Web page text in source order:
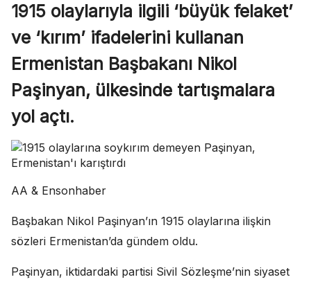
1915 olaylarıyla ilgili ‘büyük felaket’
ve ‘kırım’ ifadelerini kullanan
Ermenistan Başbakanı Nikol
Paşinyan, ülkesinde tartışmalara
yol açtı.
AA & Ensonhaber
Başbakan Nikol Paşinyan’ın 1915 olaylarına ilişkin
sözleri Ermenistan’da gündem oldu.
Paşinyan, iktidardaki partisi Sivil Sözleşme’nin siyaset